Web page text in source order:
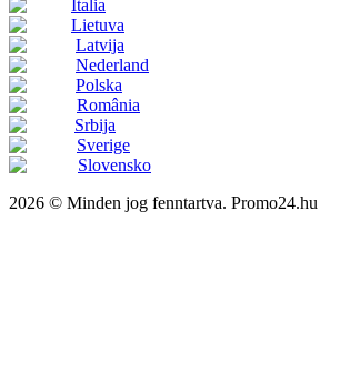
Italia
Lietuva
Latvija
Nederland
Polska
România
Srbija
Sverige
Slovensko
2026 © Minden jog fenntartva. Promo24.hu